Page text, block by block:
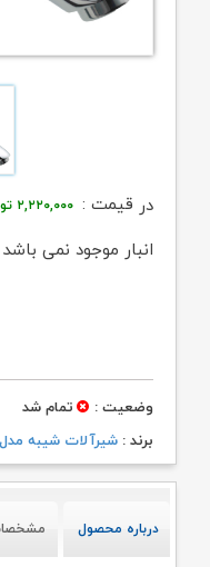
قیمت : ۲,۲۲۰,۰۰۰
در
انبار موجود نمی باشد
وضعیت :
تمام شد
برند : شیرآلات شیبه
درباره محصول